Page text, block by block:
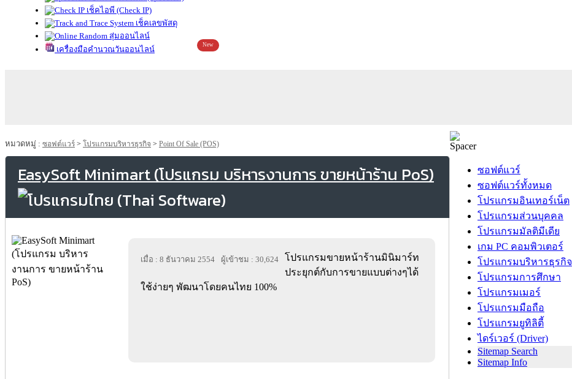
เช็คไอพี (Check IP)
เช็คเลขพัสดุ
สุ่มออนไลน์
เครื่องมือคำนวณวันออนไลน์
New
หมวดหมู่ : ซอฟต์แวร์ > โปรแกรมบริหารธุรกิจ > Point Of Sale (POS)
EasySoft Minimart (โปรแกรม บริหารงานการ ขายหน้าร้าน PoS)
เมื่อ : 8 ธันวาคม 2554 ผู้เข้าชม : 30,624
โปรแกรมขายหน้าร้านมินิมาร์ท
ประยุกต์กับการขายแบบต่างๆได้
ใช้ง่ายๆ พัฒนาโดยคนไทย 100%
ซอฟต์แวร์
ซอฟต์แวร์ทั้งหมด
โปรแกรมอินเทอร์เน็ต
โปรแกรมส่วนบุคคล
โปรแกรมมัลติมีเดีย
เกม PC คอมพิวเตอร์
โปรแกรมบริหารธุรกิจ
โปรแกรมการศึกษา
โปรแกรมเมอร์
โปรแกรมมือถือ
โปรแกรมยูทิลิตี้
ไดร์เวอร์ (Driver)
Sitemap Search
Sitemap Info